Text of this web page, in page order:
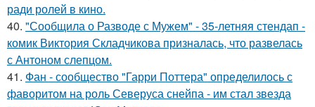
ради ролей в кино.
40. "Сообщила о Разводе с Мужем" - 35-летняя стендап -
комик Виктория Складчикова призналась, что развелась
с Антоном слепцом.
41. Фан - сообщество "Гарри Поттера" определилось с
фаворитом на роль Северуса снейпа - им стал звезда